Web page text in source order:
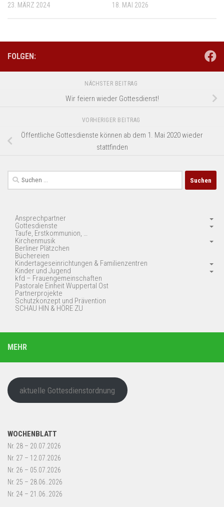
23. MÄRZ 2024 18. MAI 2026
FOLGEN:
NÄCHSTER BEITRAG
Wir feiern wieder Gottesdienst!
VORHERIGER BEITRAG
Öffentliche Gottesdienste können ab dem 1. Mai 2020 wieder
stattfinden
Suchen
nach:
Ansprechpartner
Gottesdienste
Taufe, Erstkommunion, …
Kirchenmusik
Berliner Plätzchen
Büchereien
Kindertageseinrichtungen & Familienzentren
Kinder und Jugend
kfd – Frauengemeinschaften
Pastorale Einheit Wuppertal Ost
Partnerprojekte
Schutzkonzept und Prävention
SCHAU HIN & HÖRE ZU
MEHR
aktuelle Gottesdienstordnung
WOCHENBLATT
Nr. 28 – 20.07.2026
Nr. 27 – 12.07.2026
Nr. 26 – 05.07.2026
Nr. 25 – 28.06..2026
Nr. 24 – 21.06..2026